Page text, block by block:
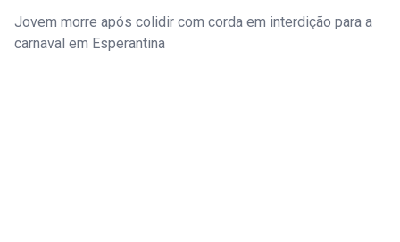
Jovem morre após colidir com corda em interdição para a
carnaval em Esperantina